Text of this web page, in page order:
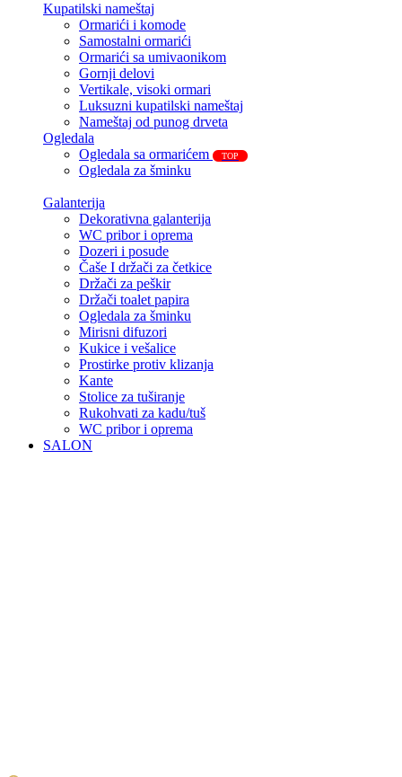
Kupatilski nameštaj
Ormarići i komode
Samostalni ormarići
Ormarići sa umivaonikom
Gornji delovi
Vertikale, visoki ormari
Luksuzni kupatilski nameštaj
Nameštaj od punog drveta
Ogledala
Ogledala sa ormarićem
TOP
Ogledala za šminku
Galanterija
Dekorativna galanterija
WC pribor i oprema
Dozeri i posude
Čaše I držači za četkice
Držači za peškir
Držači toalet papira
Ogledala za šminku
Mirisni difuzori
Kukice i vešalice
Prostirke protiv klizanja
Kante
Stolice za tuširanje
Rukohvati za kadu/tuš
WC pribor i oprema
SALON